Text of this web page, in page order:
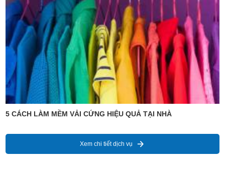
5 CÁCH LÀM MỀM VẢI CỨNG HIỆU QUẢ TẠI NHÀ
Xem chi tiết dịch vụ